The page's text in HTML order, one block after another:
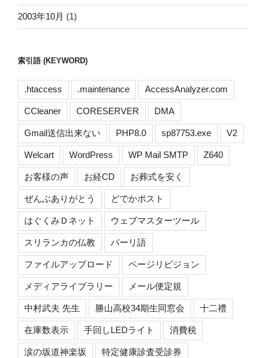
2003年10月 (1)
索引語 (KEYWORD)
.htaccess .maintenance AccessAnalyzer.com
CCleaner CORESERVER DMA
Gmail送信出来ない PHP8.0 sp87753.exe V2
Welcart WordPress WP Mail SMTP Z640
お客様の声 お経CD お葬式を安く
ぜんぶありがとう どでかポスト
はぐくみＤネット ウェブマスターツール
スリランカの仏教 パーリ語
ファイルアップロード ページリビジョン
メディアライブラリー メール便定規
中村武夫 先生 勝山高校34期生同窓会 十二禮
在庫数表示 手回しLEDライト 消費税
涙の坂道神楽坂 特定健康診査受診券